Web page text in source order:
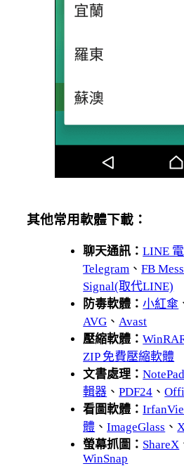
其他常用軟體下載：
聊天通訊：LINE
Telegram 、FB
Signal(取代LINE)
防毒軟體：小紅傘
AVG 、 Avast
壓縮軟體：
ZIP 免費壓縮軟體
文書處理：
輯器 、PDF24 、
看圖軟體：
體 、ImageGlass 、
螢幕抓圖： ShareX
WinSnap